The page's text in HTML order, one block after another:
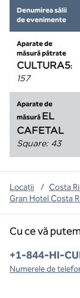
Denumirea sălii
de evenimente
Aparate de
măsură pătrate
CULTURA5:
157
Aparate de
măsură EL
CAFETAL
Square: 43
Locații / Costa
Gran Hotel Costa
Cu ce vă
Telefon:
+1-844-HI-
Numerele de